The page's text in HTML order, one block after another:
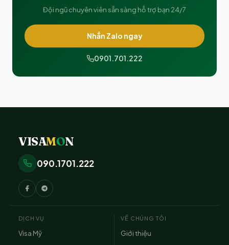
Đội ngũ chuyên viên sẵn sàng hỗ trợ bạn 24/7
Nhắn Zalo ngay
0901.701.222
VISAMON
090.1701.222
DỊCH VỤ
Visa Mỹ
VỀ CHÚNG TÔI
Giới thiệu